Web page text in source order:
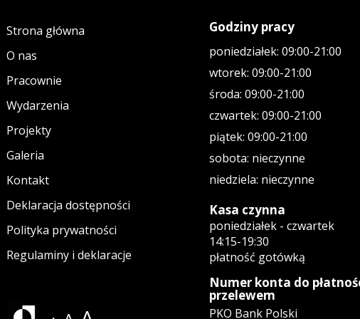
Strona główna
O nas
Pracownie
Wydarzenia
Projekty
Galeria
Kontakt
Deklaracja dostępności
Polityka prywatności
Regulaminy i deklaracje
Godziny pracy
poniedziałek: 09:00-21:00
wtorek: 09:00-21:00
środa: 09:00-21:00
czwartek: 09:00-21:00
piątek: 09:00-21:00
sobota: nieczynne
niedziela: nieczynne
Kasa czynna
poniedziałek - czwartek
14:15-19:30
płatność gotówką
Numer konta do
przelewem
PKO Bank Polski